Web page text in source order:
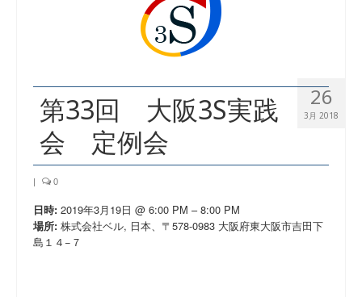
26
3月 2018
第33回 大阪3S実践
会 定例会
| 0
日時: 2019年3月19日 @ 6:00 PM – 8:00 PM
場所: 株式会社ベル, 日本、〒578-0983 大阪府東大阪市吉田下
島１４−７